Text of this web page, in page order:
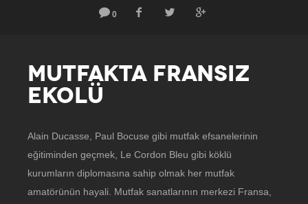
0
MUTFAKTA FRANSIZ
EKOLÜ
Alain Ducasse, Paul Bocuse gibi mutfak efsanelerinin
eğitiminden geçmek, Le Cordon Bleu gibi köklü
kurumların diplomasına sahip olmak her mutfak
amatörünün hayali. Mutfak sanatlarının merkezi Fransa,